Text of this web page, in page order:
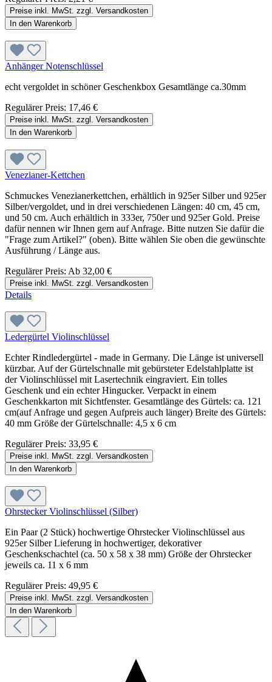
Preise inkl. MwSt. zzgl. Versandkosten
In den Warenkorb
Anhänger Notenschlüssel
echt vergoldet in schöner Geschenkbox Gesamtlänge ca.30mm
Regulärer Preis: 17,46 €
Preise inkl. MwSt. zzgl. Versandkosten
In den Warenkorb
Venezianer-Kettchen
Schmuckes Venezianerkettchen, erhältlich in 925er Silber und 925er
Silber/vergoldet, und in drei verschiedenen Längen: 40 cm, 45 cm,
und 50 cm. Auch erhältlich in 333er, 750er und 925er Gold. Preise
dafür nennen wir Ihnen gern auf Anfrage. Bitte nutzen Sie dafür die
"Frage zum Artikel?" (oben). Bitte wählen Sie oben die gewünschte
Ausführung / Länge aus.
Regulärer Preis: Ab 32,00 €
Preise inkl. MwSt. zzgl. Versandkosten
Details
Ledergürtel Violinschlüssel
Echter Rindledergürtel - made in Germany. Die Länge ist universell
kürzbar. Auf der Gürtelschnalle mit gebürsteter Edelstahlplatte ist
der Violinschlüssel mit Lasertechnik eingraviert. Ein tolles
Geschenk und ein echter Hingucker. Verpackt in einem
Geschenkkarton mit Sichtfenster. Gesamtlänge des Gürtels: ca. 121
cm(auf Anfrage und gegen Aufpreis auch länger) Breite des Gürtels:
40 mm Größe der Gürtelschnalle: 4,5 x 6 cm
Regulärer Preis: 33,95 €
Preise inkl. MwSt. zzgl. Versandkosten
In den Warenkorb
Ohrstecker Violinschlüssel (Silber)
Ein Paar (2 Stück) hochwertige Ohrstecker Violinschlüssel aus
925er Silber Lieferung in hochwertiger, dekorativer
Geschenkschachtel (ca. 50 x 58 x 38 mm) Größe der Ohrstecker
jeweils ca. 11 x 6 mm
Regulärer Preis: 49,95 €
Preise inkl. MwSt. zzgl. Versandkosten
In den Warenkorb